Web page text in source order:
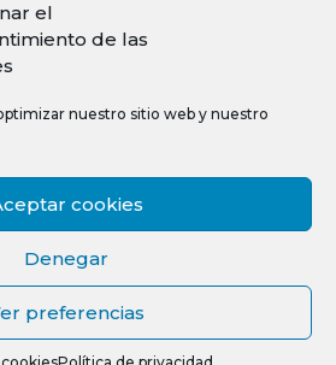
el
de las
nuestro sitio web y nuestro
cookies
Denegar
preferencias
, 15:00–19:00 h